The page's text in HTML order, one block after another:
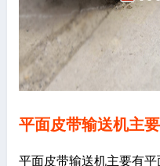
平面皮带输送机主
平面皮带输送机主要有平